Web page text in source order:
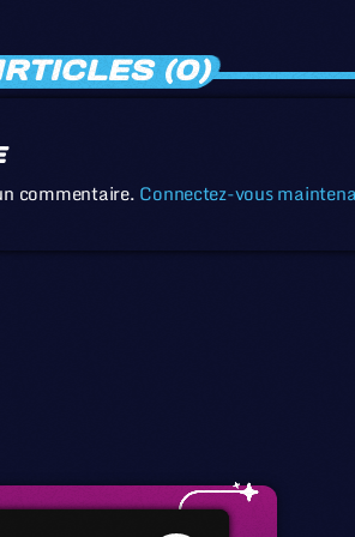
(0)
commentaire. Connectez-vous